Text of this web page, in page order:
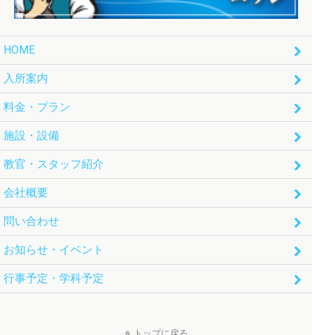
HOME
入所案内
料金・プラン
施設・設備
教官・スタッフ紹介
会社概要
問い合わせ
お知らせ・イベント
行事予定・学科予定